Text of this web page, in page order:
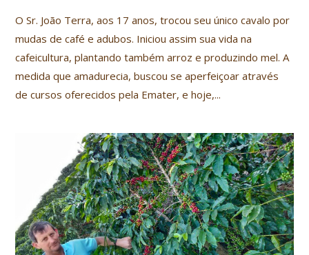
O Sr. João Terra, aos 17 anos, trocou seu único cavalo por
mudas de café e adubos. Iniciou assim sua vida na
cafeicultura, plantando também arroz e produzindo mel. A
medida que amadurecia, buscou se aperfeiçoar através
de cursos oferecidos pela Emater, e hoje,...